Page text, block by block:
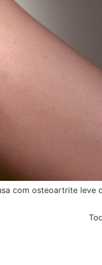
com osteoartrite leve